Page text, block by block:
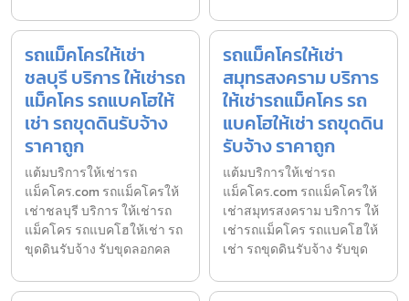
รถแม็คโครให้เช่า
ชลบุรี บริการ ให้เช่ารถ
แม็คโคร รถแบคโฮให้
เช่า รถขุดดินรับจ้าง
ราคาถูก
แต้มบริการให้เช่ารถ
แม็คโคร.com รถแม็คโครให้
เช่าชลบุรี บริการ ให้เช่ารถ
แม็คโคร รถแบคโฮให้เช่า รถ
ขุดดินรับจ้าง รับขุดลอกคล
รถแม็คโครให้เช่า
สมุทรสงคราม บริการ
ให้เช่ารถแม็คโคร รถ
แบคโฮให้เช่า รถขุดดิน
รับจ้าง ราคาถูก
แต้มบริการให้เช่ารถ
แม็คโคร.com รถแม็คโครให้
เช่าสมุทรสงคราม บริการ ให้
เช่ารถแม็คโคร รถแบคโฮให้
เช่า รถขุดดินรับจ้าง รับขุด